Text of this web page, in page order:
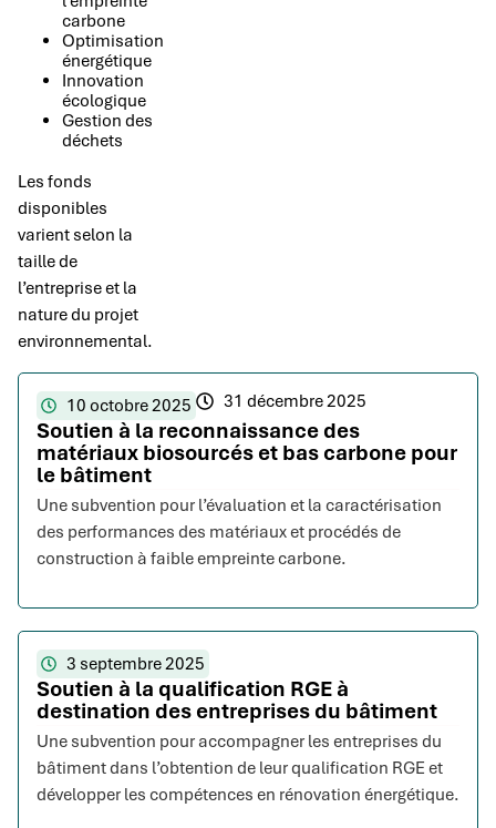
carbone
Optimisation
énergétique
Innovation
écologique
Gestion des
déchets
Les fonds
disponibles
varient selon la
taille de
l’entreprise et la
nature du projet
environnemental.
10 octobre 2025 31 décembre 2025
Soutien à la reconnaissance des
matériaux biosourcés et bas carbone pour
le bâtiment
Une subvention pour l’évaluation et la caractérisation
des performances des matériaux et procédés de
construction à faible empreinte carbone.
3 septembre 2025
Soutien à la qualification RGE à
destination des entreprises du bâtiment
Une subvention pour accompagner les entreprises du
bâtiment dans l’obtention de leur qualification RGE et
développer les compétences en rénovation énergétique.